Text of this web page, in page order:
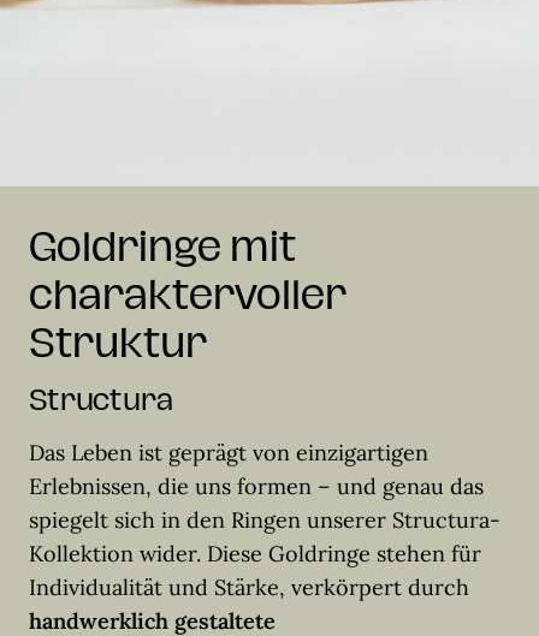
Goldringe mit
charaktervoller
Struktur
Structura
Das Leben ist geprägt von einzigartigen
Erlebnissen, die uns formen – und genau das
spiegelt sich in den Ringen unserer Structura-
Kollektion wider. Diese Goldringe stehen für
Individualität und Stärke, verkörpert durch
handwerklich gestaltete